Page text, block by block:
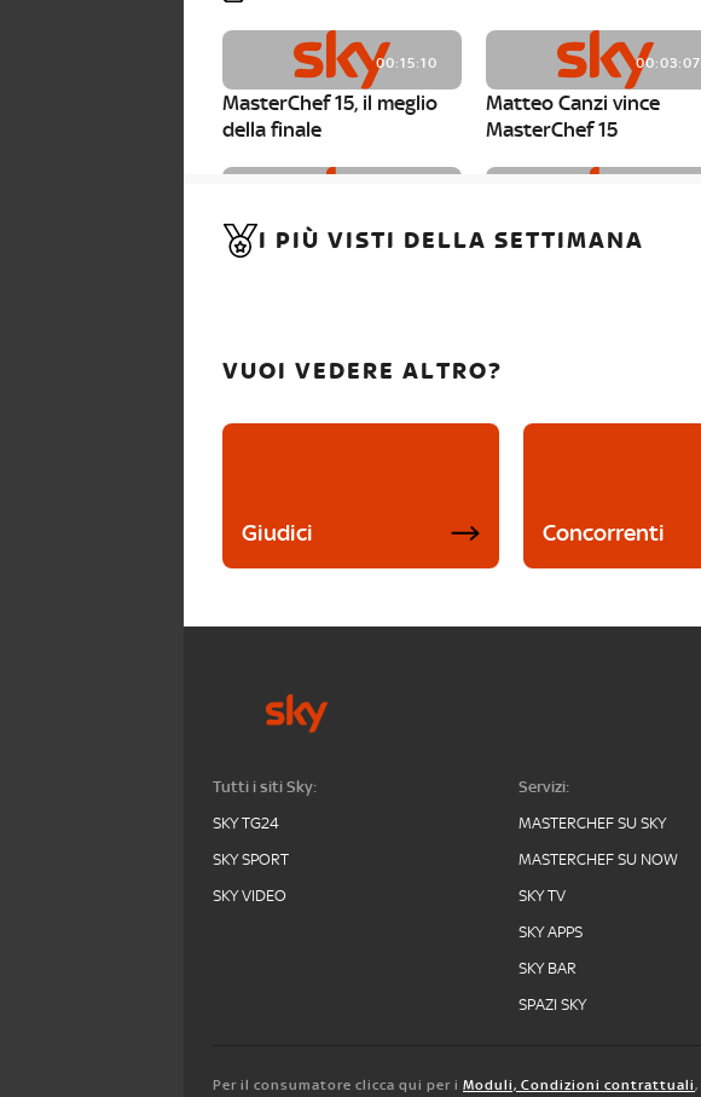
00:15:10
MasterChef 15, il meglio
della finale
00:03:07
Matteo Canzi vince
MasterChef 15
MasterChef 15, Carlotta è
MasterChef 15, Matteo
I PIÙ VISTI DELLA SETTIMANA
VUOI VEDERE ALTRO?
Giudici Concorrenti
Tutti i siti Sky:
SKY TG24
SKY SPORT
SKY VIDEO
Servizi:
MASTERCHEF SU SKY
MASTERCHEF SU NOW
SKY TV
SKY APPS
SKY BAR
SPAZI SKY
Per il consumatore clicca qui per i Moduli, Condizioni contrattuali,